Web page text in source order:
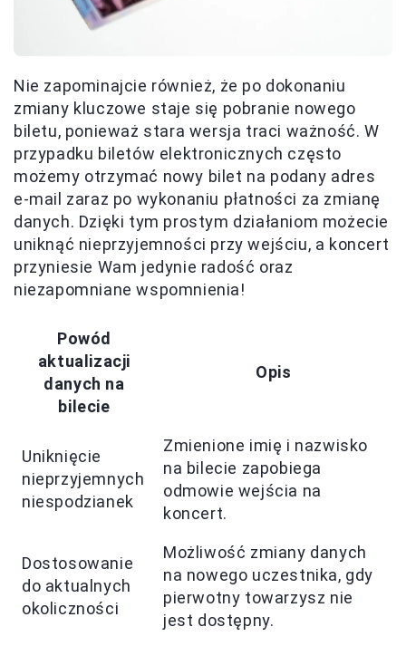
Nie zapominajcie również, że po dokonaniu
zmiany kluczowe staje się pobranie nowego
biletu, ponieważ stara wersja traci ważność. W
przypadku biletów elektronicznych często
możemy otrzymać nowy bilet na podany adres
e-mail zaraz po wykonaniu płatności za zmianę
danych. Dzięki tym prostym działaniom możecie
uniknąć nieprzyjemności przy wejściu, a koncert
przyniesie Wam jedynie radość oraz
niezapomniane wspomnienia!
Powód
aktualizacji
danych na
bilecie
Opis
Uniknięcie
nieprzyjemnych
niespodzianek
Zmienione imię i nazwisko
na bilecie zapobiega
odmowie wejścia na
koncert.
Dostosowanie
do aktualnych
okoliczności
Możliwość zmiany danych
na nowego uczestnika, gdy
pierwotny towarzysz nie
jest dostępny.